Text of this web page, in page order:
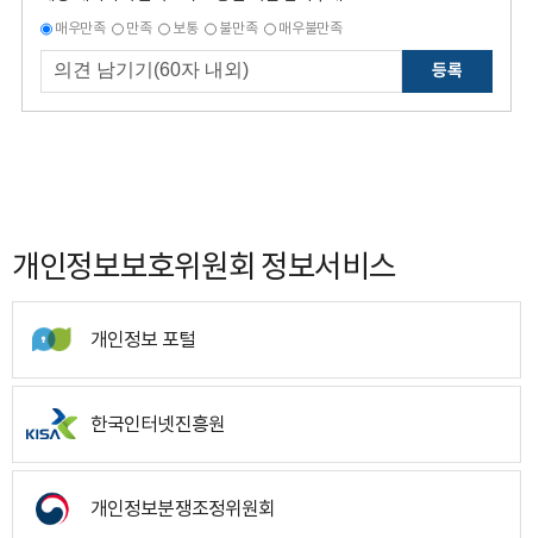
매우만족 만족 보통 불만족 매우불만족
등록
개인정보보호위원회 정보서비스
개인정보 포털
한국인터넷진흥원
개인정보분쟁조정위원회